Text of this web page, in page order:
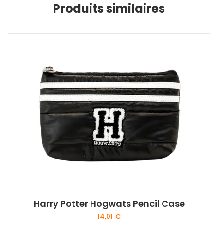
Produits similaires
Harry Potter Hogwats Pencil Case
14,01 €